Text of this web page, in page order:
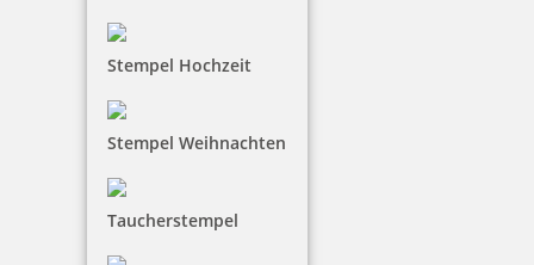
Stempel Hochzeit
Stempel Weihnachten
Taucherstempel